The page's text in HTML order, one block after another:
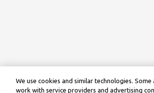
We use cookies and similar technologies.
work with service providers and advertising